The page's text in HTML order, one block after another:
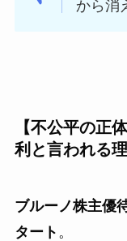
から消
【不公平の正
利と言われる
ブルーノ株主優
タート 。